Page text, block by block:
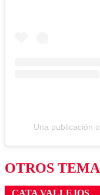
Una publicación
OTROS
CATA VALLEJOS